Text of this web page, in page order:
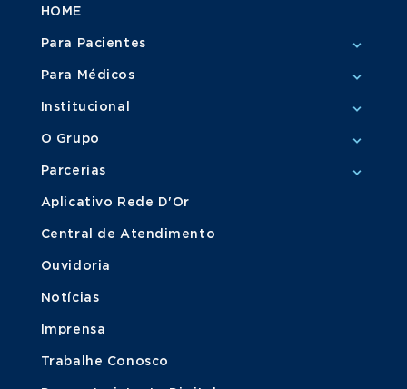
HOME
Para Pacientes
Para Médicos
Institucional
O Grupo
Parcerias
Aplicativo Rede D'Or
Central de Atendimento
Ouvidoria
Notícias
Imprensa
Trabalhe Conosco